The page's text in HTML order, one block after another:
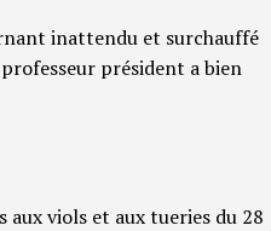
inattendu et surchauffé
président a bien
viols et aux tueries du 28